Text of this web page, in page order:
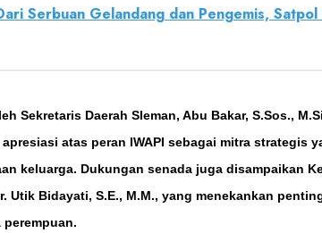
Serbuan Gelandang dan Pengemis,
Sekretaris Daerah Sleman, Abu Bakar, S.Sos.,
atas peran IWAPI sebagai mitra strategis
keluarga. Dukungan senada juga disampaikan
Utik Bidayati, S.E., M.M., yang menekankan